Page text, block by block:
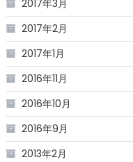
2017年3月
2017年2月
2017年1月
2016年11月
2016年10月
2016年9月
2013年2月